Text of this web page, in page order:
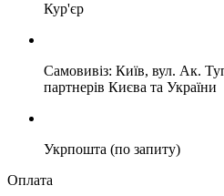
Кур'єр
Самовивіз: Київ, вул. Ак.
партнерів Києва та України
Укрпошта (по запиту)
Оплата